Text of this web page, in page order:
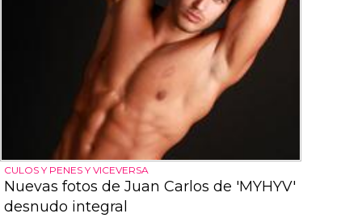
CULOS Y PENES Y VICEVERSA
Nuevas fotos de Juan Carlos de 'MYHYV'
desnudo integral